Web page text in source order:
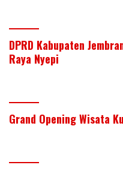
DPRD Kabupaten
Raya Nyepi
Grand Opening Wisata